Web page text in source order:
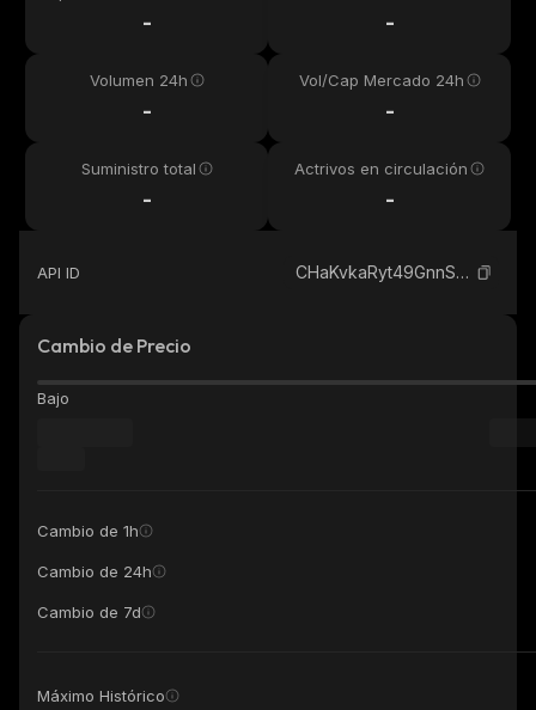
- -
Volumen 24h
-
Vol/Cap Mercado 24h
-
Suministro total
-
Actrivos en circulación
-
API ID CHaKvkaRyt49GnnS6bXs6oBRLDMQ3XwkYsmueawz9vSY_solana
Cambio de Precio
Bajo
Cambio de 1h
Cambio de 24h
Cambio de 7d
Máximo Histórico